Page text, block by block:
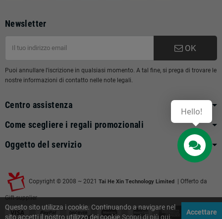
Newsletter
OK
Puoi annullare l'iscrizione in qualsiasi momento. A tal fine, si prega di trovare le
nostre informazioni di contatto nelle note legali.
Centro assistenza
Come scegliere i regali promozionali
Oggetto del servizio
Copyright © 2008 ~ 2021 Tai He Xin Technology Limited | Offerto da
Gift-supplier
Questo sito utilizza i cookie. Continuando a navigare nel
sito accetti il nostro utilizzo dei cookie.Scopri di più qui.
Accettare
Contact us
Hello!